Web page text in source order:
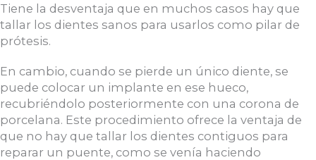
Tiene la desventaja que en muchos casos hay que
tallar los dientes sanos para usarlos como pilar de
prótesis.
En cambio, cuando se pierde un único diente, se
puede colocar un implante en ese hueco,
recubriéndolo posteriormente con una corona de
porcelana. Este procedimiento ofrece la ventaja de
que no hay que tallar los dientes contiguos para
reparar un puente, como se venía haciendo